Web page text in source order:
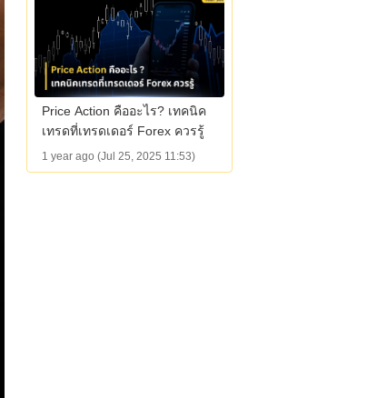
Price Action คืออะไร? เทคนิค
เทรดที่เทรดเดอร์ Forex ควรรู้
1 year ago (Jul 25, 2025 11:53)